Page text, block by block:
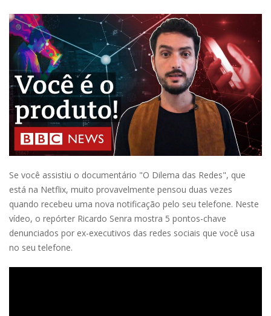
Se você assistiu o documentário "O Dilema das Redes", que
está na Netflix, muito provavelmente pensou duas vezes
quando recebeu uma nova notificação pelo seu telefone. Neste
vídeo, o repórter Ricardo Senra mostra 5 pontos-chave
denunciados por ex-executivos das redes sociais que você usa
no seu telefone.